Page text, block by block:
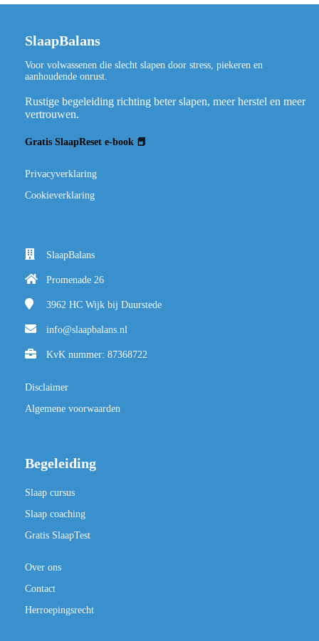
SlaapBalans
Voor volwassenen die slecht slapen door stress, piekeren en
aanhoudende onrust.
Rustige begeleiding richting beter slapen, meer herstel en meer
vertrouwen.
Gratis SlaapReset e-book 📕
Privacyverklaring
Cookieverklaring
SlaapBalans
Promenade 26
3962 HC Wijk bij Duurstede
info@slaapbalans.nl
KvK nummer: 87368722
Disclaimer
Algemene voorwaarden
Begeleiding
Slaap cursus
Slaap coaching
Gratis SlaapTest
Over ons
Contact
Herroepingsrecht